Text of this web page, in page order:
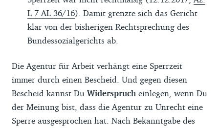
L 7 AL 36/16). Damit grenzte sich das Gericht
klar von der bisherigen Rechtsprechung des
Bundessozialgerichts ab.
Die Agentur für Arbeit verhängt eine Sperrzeit
immer durch einen Bescheid. Und gegen diesen
Bescheid kannst Du Widerspruch einlegen, wenn Du
der Meinung bist, dass die Agentur zu Unrecht eine
Sperre ausgesprochen hat. Nach Bekanntgabe des